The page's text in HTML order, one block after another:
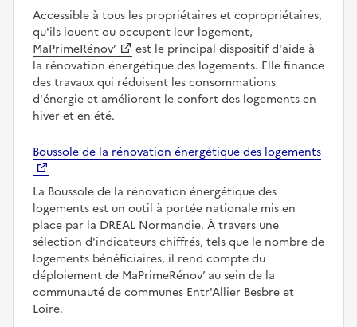
Accessible à tous les propriétaires et copropriétaires,
qu'ils louent ou occupent leur logement,
MaPrimeRénov’
est le principal dispositif d'aide à
la rénovation énergétique des logements. Elle finance
des travaux qui réduisent les consommations
d'énergie et améliorent le confort des logements en
hiver et en été.
Boussole de la rénovation énergétique des logements
La Boussole de la rénovation énergétique des
logements est un outil à portée nationale mis en
place par la DREAL Normandie. À travers une
sélection d'indicateurs chiffrés, tels que le nombre de
logements bénéficiaires, il rend compte du
déploiement de MaPrimeRénov’ au sein de la
communauté de communes Entr'Allier Besbre et
Loire.